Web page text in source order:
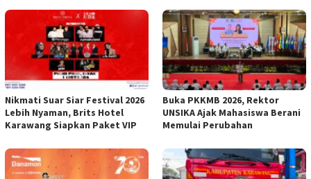
Nikmati Suar Siar Festival 2026
Lebih Nyaman, Brits Hotel
Karawang Siapkan Paket VIP
Buka PKKMB 2026, Rektor
UNSIKA Ajak Mahasiswa Berani
Memulai Perubahan